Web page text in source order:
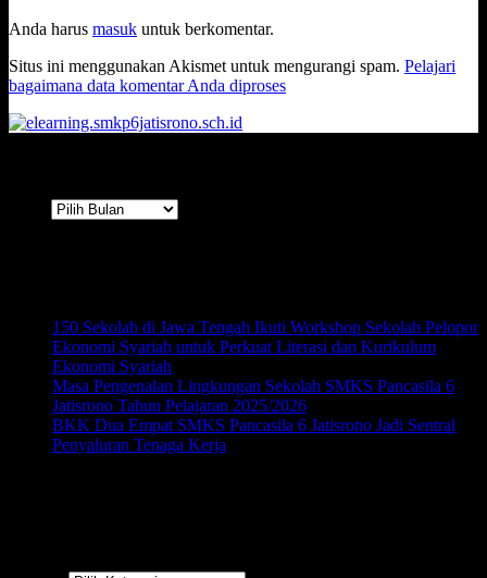
Anda harus masuk untuk berkomentar.
Situs ini menggunakan Akismet untuk mengurangi spam. Pelajari
bagaimana data komentar Anda diproses
150 Sekolah di Jawa Tengah Ikuti Workshop Sekolah Pelopor
Ekonomi Syariah untuk Perkuat Literasi dan Kurikulum
Ekonomi Syariah
Masa Pengenalan Lingkungan Sekolah SMKS Pancasila 6
Jatisrono Tahun Pelajaran 2025/2026
BKK Dua Empat SMKS Pancasila 6 Jatisrono Jadi Sentral
Penyaluran Tenaga Kerja